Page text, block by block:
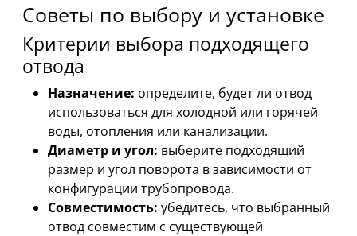
Советы по выбору и установке
Критерии выбора подходящего
отвода
Назначение: определите, будет ли отвод
использоваться для холодной или горячей
воды, отопления или канализации.
Диаметр и угол: выберите подходящий
размер и угол поворота в зависимости от
конфигурации трубопровода.
Совместимость: убедитесь, что выбранный
отвод совместим с существующей